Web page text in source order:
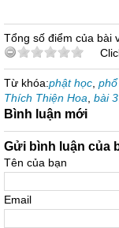
Tổng số điểm của bài
Từ khóa:phật học
Thích Thiện Hoa bài 3
Bình luận mới
Gửi bình luận của
Tên của bạn
Email